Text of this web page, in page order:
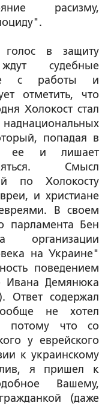
расизму,
в защиту
судебные
с работы и
отметить, что
Холокост стал
попадая в
ее и лишает
Смысл
по Холокосту
и христиане
В своем
парламента Бен
организации
на Украине"
поведением
Ивана Демянюка
Ответ содержал
не хотел
потому что со
у еврейского
к украинскому
я пришел к
Вашему,
(даже